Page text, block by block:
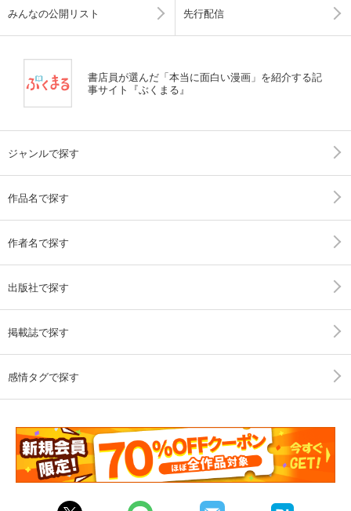
みんなの公開リスト 先行配信
書店員が選んだ「本当に面白い漫画」を紹介する記
事サイト『ぶくまる』
ジャンルで探す
作品名で探す
作者名で探す
出版社で探す
掲載誌で探す
感情タグで探す